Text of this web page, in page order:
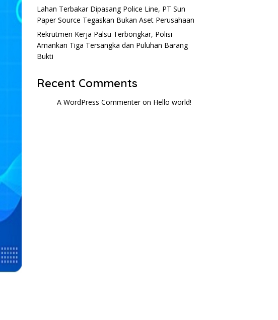
Lahan Terbakar Dipasang Police Line, PT Sun
Paper Source Tegaskan Bukan Aset Perusahaan
Rekrutmen Kerja Palsu Terbongkar, Polisi
Amankan Tiga Tersangka dan Puluhan Barang
Bukti
Recent Comments
A WordPress Commenteron Hello world!